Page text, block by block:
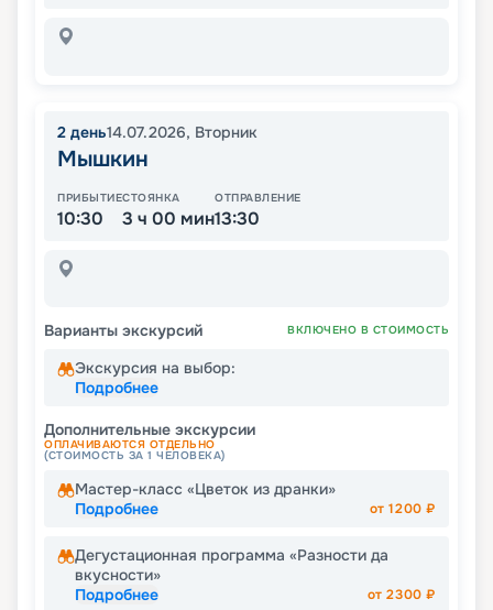
2 день14.07.2026, Вторник
Мышкин
ПРИБЫТИЕ
10:30
СТОЯНКА
3 ч 00 мин
ОТПРАВЛЕНИЕ
13:30
Варианты экскурсий ВКЛЮЧЕНО В СТОИМОСТЬ
Экскурсия на выбор:
Подробнее
Дополнительные экскурсии
ОПЛАЧИВАЮТСЯ ОТДЕЛЬНО
(СТОИМОСТЬ ЗА 1 ЧЕЛОВЕКА)
Мастер-класс «Цветок из дранки»
Подробнее
от1200 ₽
Дегустационная программа «Разности да
вкусности»
Подробнее
от2300 ₽